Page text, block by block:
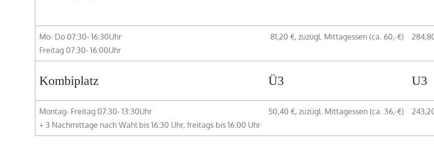
Mo- Do 07:30- 16:30Uhr
Freitag 07:30- 16:00Uhr
81,20 €, zuzügl. Mittagessen (ca. 60,-€)
Kombiplatz Ü3 U3
Montag- Freitag 07:30- 13:30Uhr
+ 3 Nachmittage nach Wahl bis 16:30 Uhr, freitags bis 16:00 Uhr
50,40 €, zuzügl. Mittagessen (ca. 36,-€)